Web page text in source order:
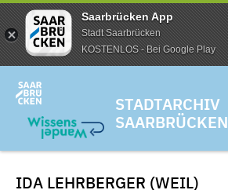
Saarbrücken App
Stadt Saarbrücken
KOSTENLOS - Bei Google Play
STADTARCHIV
SAARBRÜCKEN
IDA LEHRBERGER (WEIL)